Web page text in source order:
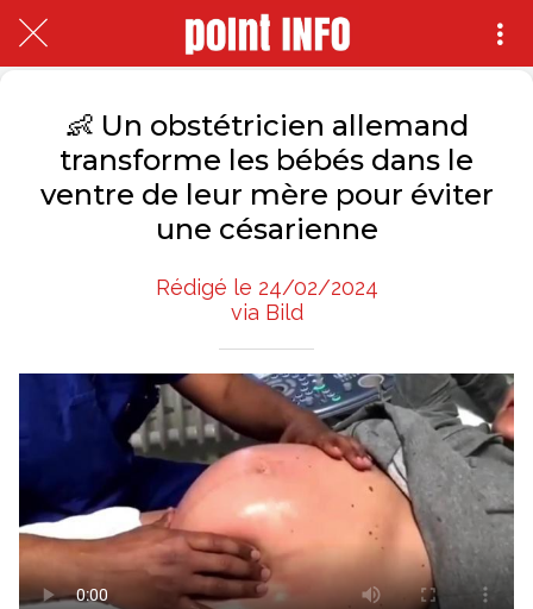
👶 Un obstétricien allemand
transforme les bébés dans le
ventre de leur mère pour éviter
une césarienne
Rédigé le 24/02/2024
via Bild